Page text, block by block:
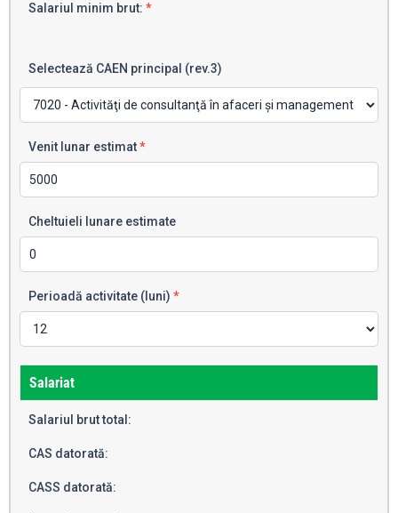
Salariul minim brut: *
Selectează CAEN principal (rev.3)
Venit lunar estimat*
Cheltuieli lunare estimate
Perioadă activitate (luni) *
Salariat
Salariul brut total:
CAS datorată:
CASS datorată: